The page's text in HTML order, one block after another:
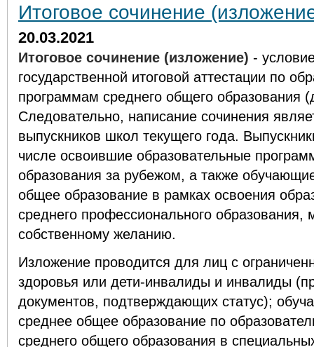
Итоговое сочинение
20.03.2021
Итоговое сочинение (изложение) -
государственной итоговой аттестации по
программам среднего общего образования
Следовательно, написание сочинения
выпускников школ текущего года.
числе освоившие образовательные
образования за рубежом, а также
общее образование в рамках освоения
среднего профессионального образования,
собственному желанию.
Изложение проводится для лиц с
здоровья или дети-инвалиды и инвалиды
документов, подтверждающих статус);
среднее общее образование по
среднего общего образования в